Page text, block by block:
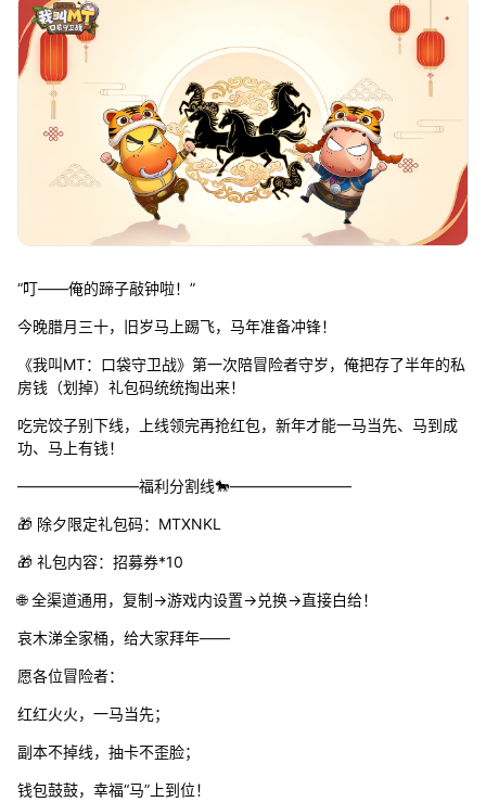
“叮——俺的蹄子敲钟啦！”
今晚腊月三十，旧岁马上踢飞，马年准备冲锋！
《我叫MT：口袋守卫战》第一次陪冒险者守岁，俺把存了半年的私
房钱（划掉）礼包码统统掏出来！
吃完饺子别下线，上线领完再抢红包，新年才能一马当先、马到成
功、马上有钱！
――――――――福利分割线🐎――――――――
🎁 除夕限定礼包码：MTXNKL
🎁 礼包内容：招募券*10
🌐 全渠道通用，复制→游戏内设置→兑换→直接白给！
哀木涕全家桶，给大家拜年——
愿各位冒险者：
红红火火，一马当先；
副本不掉线，抽卡不歪脸；
钱包鼓鼓，幸福“马”上到位！